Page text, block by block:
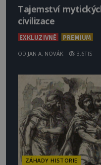
Tajemství
civilizace
EXKLUZIVNĚ PREMIUM
OD JAN A. NOVÁK 3.6TIS
ZÁHADY HISTORIE